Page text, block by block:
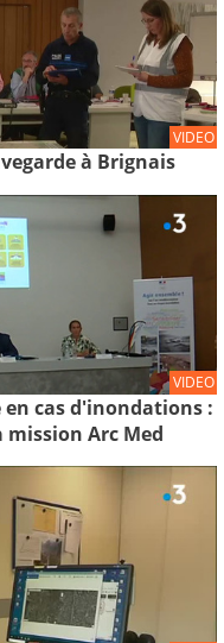
VIDEO
à Brignais
VIDEO
cas d'inondations :
mission Arc Med